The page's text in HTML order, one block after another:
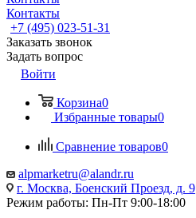
Контакты
+7 (495) 023-51-31
Заказать звонок
Задать вопрос
Войти
Корзина0
Избранные товары0
Сравнение товаров0
alpmarketru@alandr.ru
г. Москва, Боенский Проезд, д. 9
Режим работы: Пн-Пт 9:00-18:00